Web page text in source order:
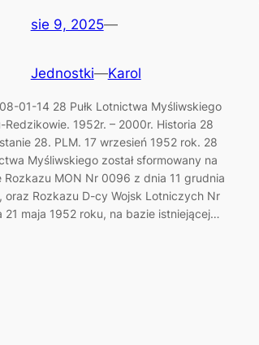
sie 9, 2025—
Jednostki—Karol
01-14 28 Pułk Lotnictwa Myśliwskiego
Redzikowie. 1952r. – 2000r. Historia 28
28. PLM. 17 wrzesień 1952 rok. 28
Myśliwskiego został sformowany na
Rozkazu MON Nr 0096 z dnia 11 grudnia
oraz Rozkazu D-cy Wojsk Lotniczych Nr
21 maja 1952 roku, na bazie istniejącej…